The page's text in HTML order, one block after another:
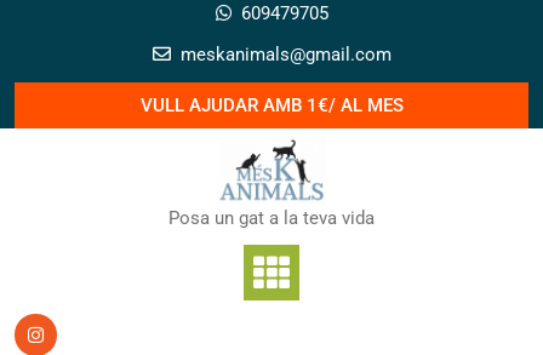
609479705
meskanimals@gmail.com
VULL AJUDAR AMB 1€/ AL MES
Posa un gat a la teva vida